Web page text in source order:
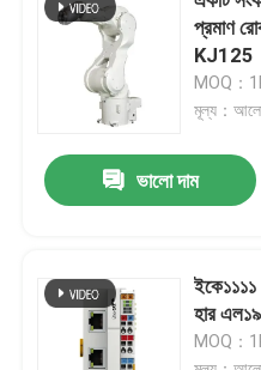
কারখানা পরিদর্শন
গুণমান নিয়ন্ত্রণ
আমাদের সাথে যোগাযোগ
খবর
মামলা
প্রমাণ
KJ125
MOQ：
মূল্য：
ভালো দাম
ইকে১১১১
হার
MOQ：